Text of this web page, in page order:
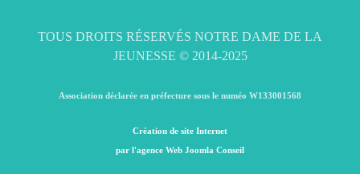
TOUS DROITS RÉSERVÉS NOTRE DAME DE LA
JEUNESSE © 2014-2025
Association déclarée en préfecture sous le numéo W133001568
Création de site Internet
par l'agence Web Joomla Conseil